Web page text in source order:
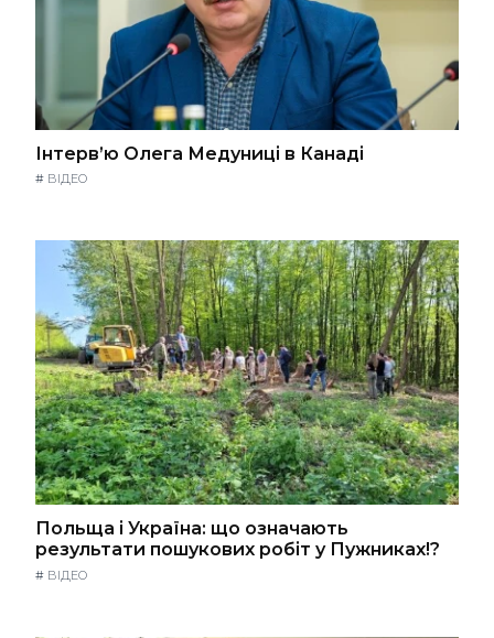
Інтерв’ю Олега Медуниці в Канаді
# ВІДЕО
Польща і Україна: що означають
результати пошукових робіт у Пужниках!?
# ВІДЕО